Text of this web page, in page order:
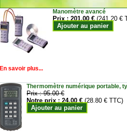
Manomètre avancé
Prix :201.00 € (241.20 €
Ajouter au panier
En savoir plus...
Thermomètre numérique portable,
Prix :95.00 €
Notre prix :24.00 € (28.80 € TTC)
Ajouter au panier